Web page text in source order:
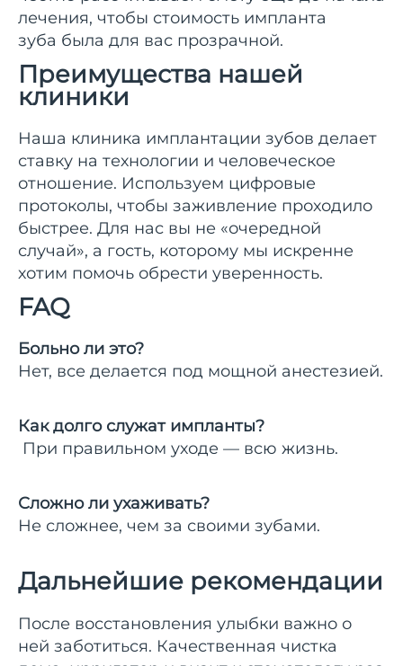
лечения, чтобы стоимость импланта
зуба была для вас прозрачной.
Преимущества нашей
клиники
Наша клиника имплантации зубов делает
ставку на технологии и человеческое
отношение. Используем цифровые
протоколы, чтобы заживление проходило
быстрее. Для нас вы не «очередной
случай», а гость, которому мы искренне
хотим помочь обрести уверенность.
FAQ
Больно ли это?
Нет, все делается под мощной анестезией.
Как долго служат импланты?
При правильном уходе — всю жизнь.
Сложно ли ухаживать?
Не сложнее, чем за своими зубами.
Дальнейшие рекомендации
После восстановления улыбки важно о
ней заботиться. Качественная чистка